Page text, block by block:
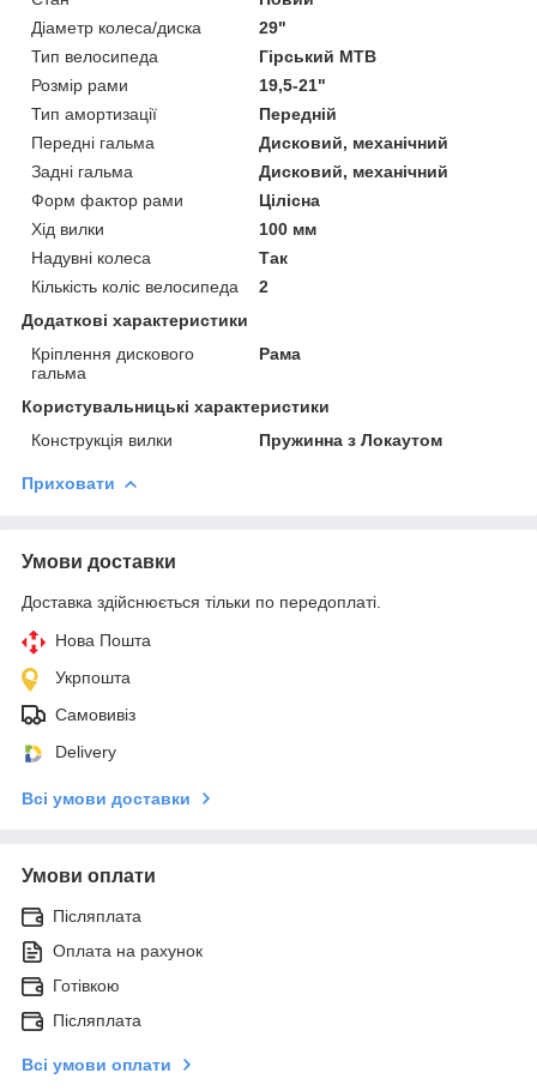
Діаметр колеса/диска
29"
Тип велосипеда
Гірський MTB
Розмір рами
19,5-21"
Тип амортизації
Передній
Передні гальма
Дисковий, механічний
Задні гальма
Дисковий, механічний
Форм фактор рами
Цілісна
Хід вилки
100 мм
Надувні колеса
Так
Кількість коліс велосипеда
2
Додаткові характеристики
Кріплення дискового
гальма
Рама
Користувальницькі характеристики
Конструкція вилки
Пружинна з Локаутом
Приховати
Умови доставки
Доставка здійснюється тільки по передоплаті.
Нова Пошта
Укрпошта
Самовивіз
Delivery
Всі умови доставки
Умови оплати
Післяплата
Оплата на рахунок
Готівкою
Післяплата
Всі умови оплати